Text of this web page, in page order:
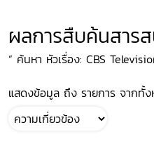
ผลการสืบค้นสาร
“ ค้นหา หัวเรื่อง: CBS
แสดงข้อมูล ถึง รายการ จากทั้